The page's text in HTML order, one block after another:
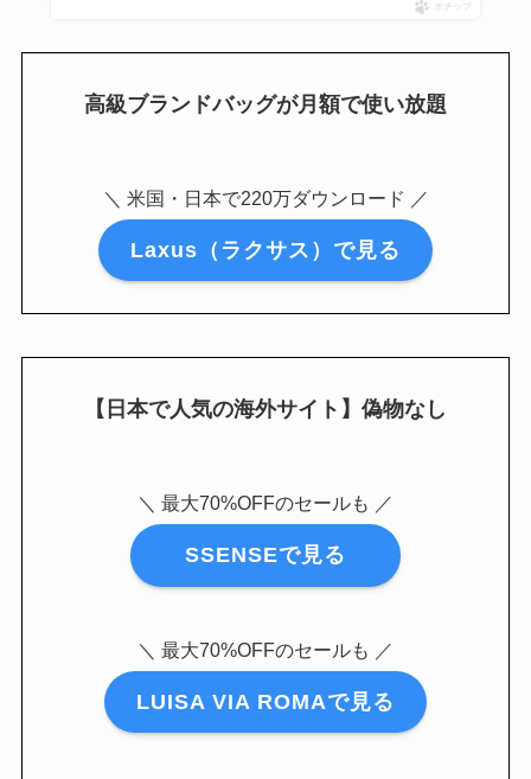
ポチップ
高級ブランドバッグが月額で使い放題
＼ 米国・日本で220万ダウンロード ／
Laxus（ラクサス）で見る
【日本で人気の海外サイト】偽物なし
＼ 最大70%OFFのセールも ／
SSENSEで見る
＼ 最大70%OFFのセールも ／
LUISA VIA ROMAで見る